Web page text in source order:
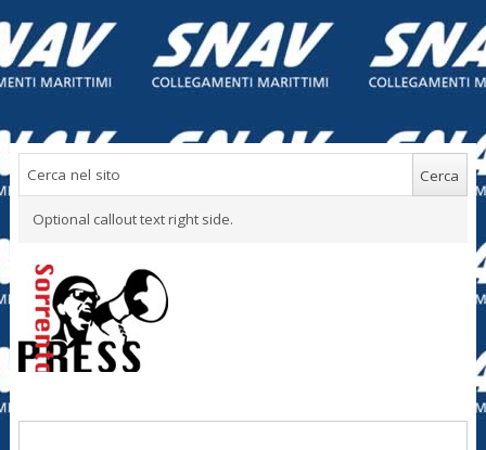
Optional callout text right side.